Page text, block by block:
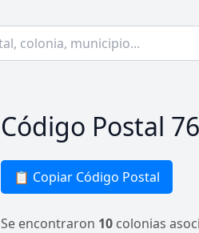
Código Postal
📋 Copiar Código Postal
Se encontraron 10 colonias